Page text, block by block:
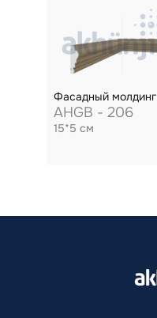
Фасадный молдинг
AHGB - 206
15*5 см